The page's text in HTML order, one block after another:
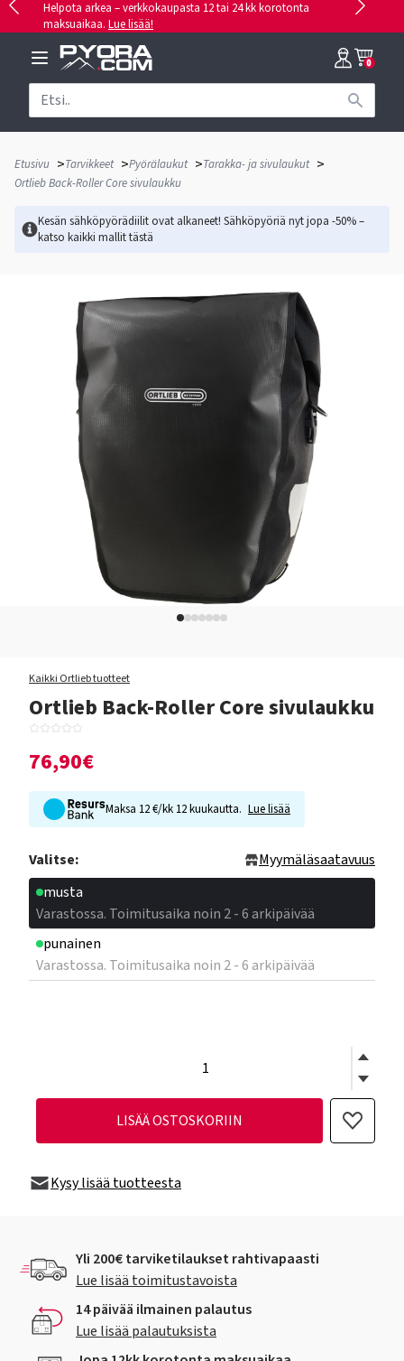
Helpota arkea – verkkokaupasta 12 tai 24 kk korotonta
maksuaikaa. Lue lisää!
0
Etusivu >Tarvikkeet >Pyörälaukut >Tarakka- ja sivulaukut >
Ortlieb Back-Roller Core sivulaukku
Kesän sähköpyörädiilit ovat alkaneet! Sähköpyöriä nyt jopa -50% –
katso kaikki mallittästä
Kaikki Ortlieb tuotteet
Ortlieb Back-Roller Core sivulaukku
76,90€
Maksa 12 €/kk 12 kuukautta. Lue lisää
Valitse:
Myymäläsaatavuus
musta
Varastossa. Toimitusaika noin 2 - 6 arkipäivää
punainen
Varastossa. Toimitusaika noin 2 - 6 arkipäivää
LISÄÄ OSTOSKORIIN
Kysy lisää tuotteesta
Yli 200€ tarviketilaukset rahtivapaasti
Lue lisää toimitustavoista
14 päivää ilmainen palautus
Lue lisää palautuksista